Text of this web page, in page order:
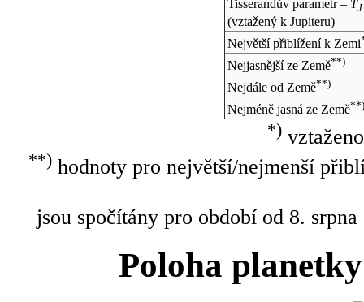
Tisserandův parametr – TJ
(vztažený k Jupiteru)
Největší přiblížení k Zemi
Nejjasnější ze Země**)
Nejdále od Země**)
Nejméně jasná ze Země**)
*)
**)hodnoty pro největší/nejmenší
jsou spočítány pro období od 8.
Poloha